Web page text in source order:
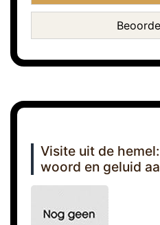
Visite uit de
woord en geluid